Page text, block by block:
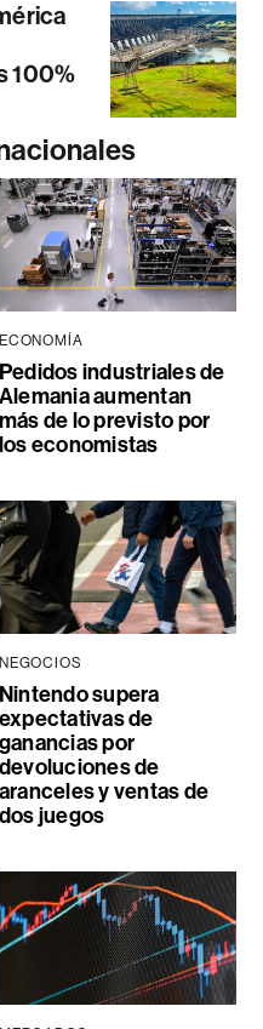
100%
ECONOMÍA
Pedidos industriales de
Alemania aumentan
más de lo previsto por
los economistas
NEGOCIOS
Nintendo supera
expectativas de
ganancias por
devoluciones de
aranceles y ventas de
dos juegos